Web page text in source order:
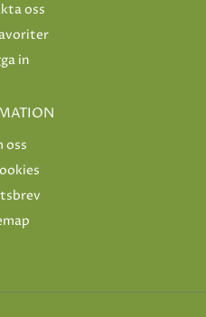
oss
in
oss